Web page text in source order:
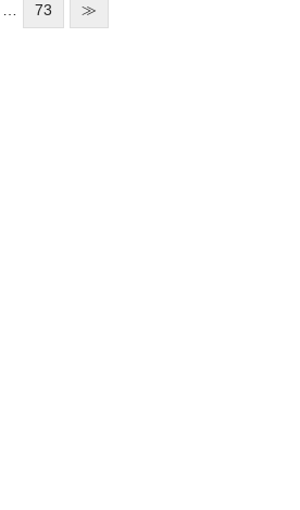
… 73 ≫